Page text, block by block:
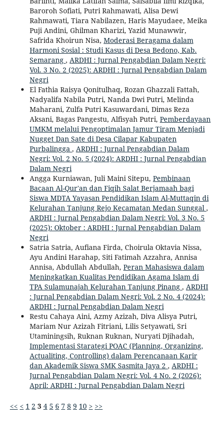
Baroroh Sofiati, Putri Rahmawati, Alisa Dewi
Rahmawati, Tiara Nabilazen, Haris Mayudaee, Meika
Puji Andini, Ghilman Kharizi, Yazid Munawwir,
Safrida Khoirun Nisa, Moderasi Beragama dalam
Harmoni Sosial : Studi Kasus di Desa Bedono, Kab.
Semarang , ARDHI : Jurnal Pengabdian Dalam Negri:
Vol. 3 No. 2 (2025): ARDHI : Jurnal Pengabdian Dalam
Negri
El Fathia Raisya Qonitulhaq, Rozan Ghazzali Fattah,
Nadyalifa Nabila Putri, Nanda Dwi Putri, Melinda
Maharani, Zulfa Putri Kasuwardani, Dimas Reza
Aksani, Bagas Pangestu, Alfisyah Putri, Pemberdayaan
UMKM melalui Pengoptimalan Jamur Tiram Menjadi
Nugget Dan Sate di Desa Cilapar Kabupaten
Purbalingga , ARDHI : Jurnal Pengabdian Dalam
Negri: Vol. 2 No. 5 (2024): ARDHI : Jurnal Pengabdian
Dalam Negri
Angga Kurniawan, Juli Maini Sitepu, Pembinaan
Bacaan Al-Qur'an dan Fiqih Salat Berjamaah bagi
Siswa MDTA Yayasan Pendidikan Islam Al-Muttaqin di
Kelurahan Tanjung Rejo Kecamatan Medan Sunggal ,
ARDHI : Jurnal Pengabdian Dalam Negri: Vol. 3 No. 5
(2025): Oktober : ARDHI : Jurnal Pengabdian Dalam
Negri
Satria Satria, Aufiana Firda, Choirula Oktavia Nissa,
Ayu Andini Harahap, Siti Fatimah Azzahra, Annisa
Annisa, Abdullah Abdullah, Peran Mahasiswa dalam
Meningkatkan Kualitas Pendidikan Agama Islam di
TPA Sulamunajah Kelurahan Tanjung Pinang , ARDHI
: Jurnal Pengabdian Dalam Negri: Vol. 2 No. 4 (2024):
ARDHI : Jurnal Pengabdian Dalam Negri
Restu Cahaya Aini, Azmy Azizah, Diva Alisya Putri,
Mariam Nur Azizah Fitriani, Lilis Setyawati, Sri
Utaminingsih, Ruknan Ruknan, Nuryati Djihadah,
Implementasi Starategi POAC (Planning, Organizing,
Actualiting, Controlling) dalam Perencanaan Karir
dan Akademik Siswa SMK Sasmita Jaya 2 , ARDHI :
Jurnal Pengabdian Dalam Negri: Vol. 4 No. 2 (2026):
April: ARDHI : Jurnal Pengabdian Dalam Negri
<< < 1 2 3 4 5 6 7 8 9 10 > >>